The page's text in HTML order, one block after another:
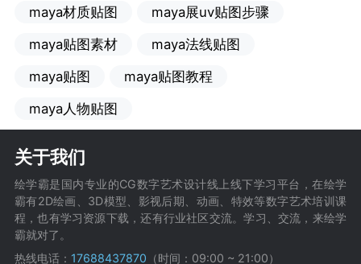
maya材质贴图
maya展uv贴图步骤
maya贴图素材
maya法线贴图
maya贴图
maya贴图教程
maya人物贴图
关于我们
绘学霸是国内专业的CG数字艺术设计线上线下学习平台，在绘学
霸有2D绘画、3D模型、影视后期、动画、特效等数字艺术培训课
程，也有学习资源下载，还有行业社区交流。学习、交流，来绘学
霸就对了。
热线电话： 17688437870 （时间：09:00 ~ 21:00）